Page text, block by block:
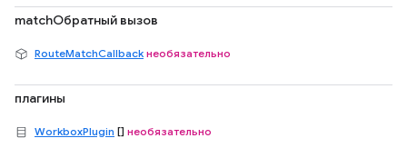
matchОбратный вызов
RouteMatchCallback необязательно
плагины
WorkboxPlugin [] необязательно